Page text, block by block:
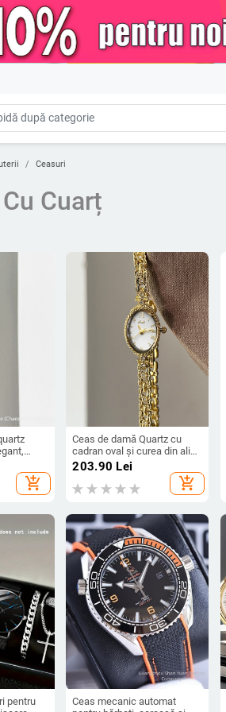
Ceasuri
Cuarț
și
m, modă
add_shopping_cart
Ceas de damă Quartz cu
cadran oval și curea din aliaj,
rezistent la apă 30m,
carcasă din aliaj, sticlă
minerală
203.90 Lei
add_shopping_cart
pentru
Ceas mecanic automat